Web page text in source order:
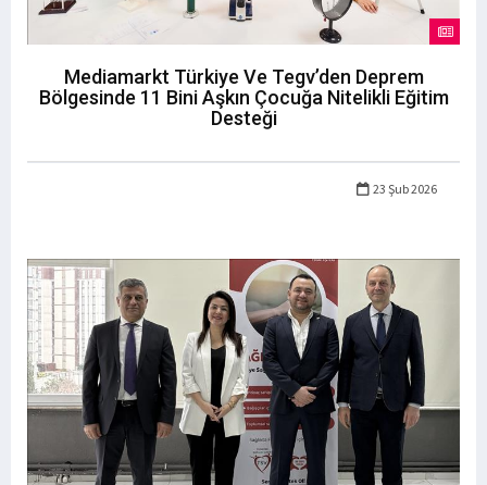
Mediamarkt Türkiye Ve Tegv’den Deprem
Bölgesinde 11 Bini Aşkın Çocuğa Nitelikli Eğitim
Desteği
23 Şub 2026